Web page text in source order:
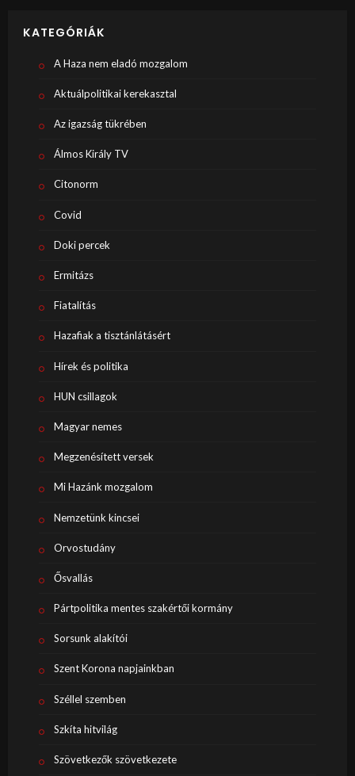
KATEGÓRIÁK
A Haza nem eladó mozgalom
Aktuálpolitikai kerekasztal
Az igazság tükrében
Álmos Király TV
Citonorm
Covid
Doki percek
Ermitázs
Fiatalítás
Hazafiak a tisztánlátásért
Hírek és politika
HUN csillagok
Magyar nemes
Megzenésített versek
Mi Hazánk mozgalom
Nemzetünk kincsei
Orvostudány
Ősvallás
Pártpolitika mentes szakértői kormány
Sorsunk alakítói
Szent Korona napjainkban
Széllel szemben
Szkíta hitvilág
Szövetkezők szövetkezete